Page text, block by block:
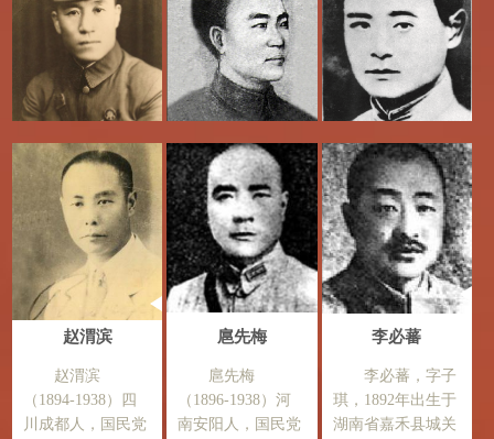
赵渭滨
赵渭滨
（1894-1938）四
川成都人，国民党
扈先梅
扈先梅
（1896-1938）河
南安阳人，国民党
李必蕃
李必蕃，字子
琪，1892年出生于
湖南省嘉禾县城关